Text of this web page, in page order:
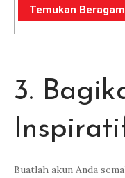
Temukan
3.
Buatlah akun Anda